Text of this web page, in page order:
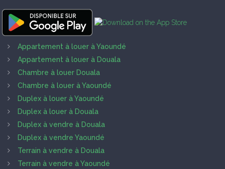
Appartement à louer à Yaoundé
Appartement à louer à Douala
Chambre à louer Douala
Chambre à louer à Yaoundé
Duplex à louer à Yaoundé
Duplex à louer à Douala
Duplex à vendre à Douala
Duplex à vendre Yaoundé
Terrain à vendre à Douala
Terrain à vendre à Yaoundé